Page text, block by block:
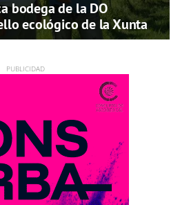
bodega de la DO
ecológico de la Xunta